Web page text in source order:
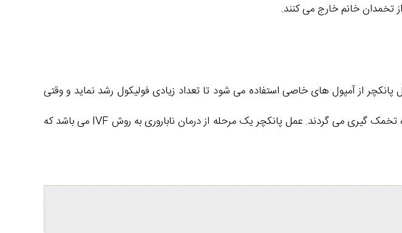
خانم خارج می کنند.
از آمپول های خاصی استفاده می شود تا تعداد زیادی فولیکول رشد نماید و وقتی
که این فولیکول ها به به سایز مناسب میرسند با تزریق کردن آمپول HCG این فولیکول‌ها آماده تخمک گیری می گردند. عمل پانکچر یک مرحله از درمان ناباروری به روش IVF می باشد که